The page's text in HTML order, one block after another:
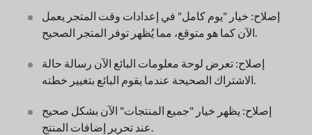
إصلاح: خيار "يوم كامل" في إعدادات وقت المتجر يعمل
إصلاح: تعرض لوحة معلومات البائع الآن رسالة حالة
إصلاح: يظهر خيار "جميع المنتجات" الآن بشكل صحيح